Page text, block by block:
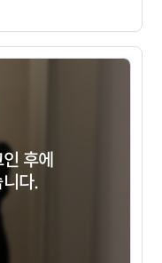
후에
다.